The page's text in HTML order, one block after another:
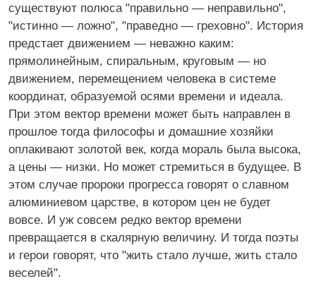
существуют полюса "правильно — неправильно",
"истинно — ложно", "праведно — греховно". История
предстает движением — неважно каким:
прямолинейным, спиральным, круговым — но
движением, перемещением человека в системе
координат, образуемой осями времени и идеала.
При этом вектор времени может быть направлен в
прошлое тогда философы и домашние хозяйки
оплакивают золотой век, когда мораль была высока,
а цены — низки. Но может стремиться в будущее. В
этом случае пророки прогресса говорят о славном
алюминиевом царстве, в котором цен не будет
вовсе. И уж совсем редко вектор времени
превращается в скалярную величину. И тогда поэты
и герои говорят, что "жить стало лучше, жить стало
веселей".